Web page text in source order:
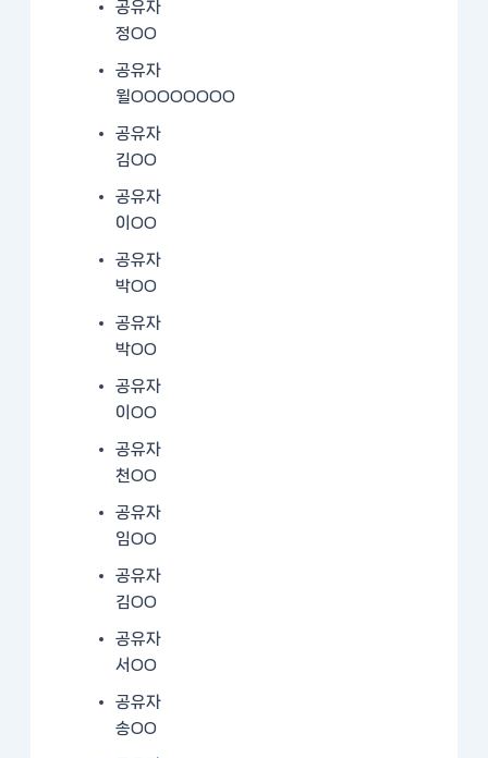
공유자
정OO
공유자
윌OOOOOOOO
공유자
김OO
공유자
이OO
공유자
박OO
공유자
박OO
공유자
이OO
공유자
천OO
공유자
임OO
공유자
김OO
공유자
서OO
공유자
송OO